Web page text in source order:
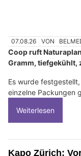
07.08.26 VON
Coop ruft
Gramm, tiefgekühlt,
Es wurde
einzelne Packungen
Weiterlesen
Kapo Zürich: